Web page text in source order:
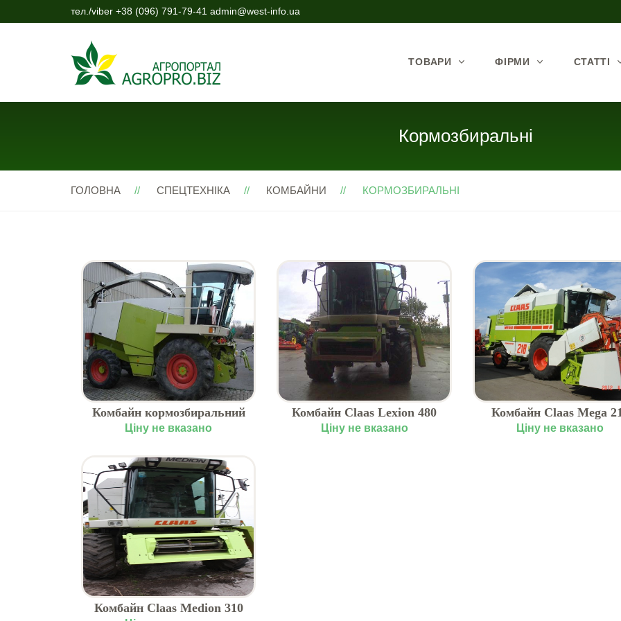
тел./viber +38 (096) 791-79-41 admin@west-info.ua
ТОВАРИ ФІРМИ СТАТТІ
Кормозбиральні
ГОЛОВНА СПЕЦТЕХНІКА КОМБАЙНИ КОРМОЗБИРАЛЬНІ
Комбайн кормозбиральний
Jaguar 840
Ціну не вказано
Комбайн Claas Lexion 480
(2001 р.)
Ціну не вказано
Комбайн Claas Mega
Ціну не вказано
Комбайн Claas Medion 310